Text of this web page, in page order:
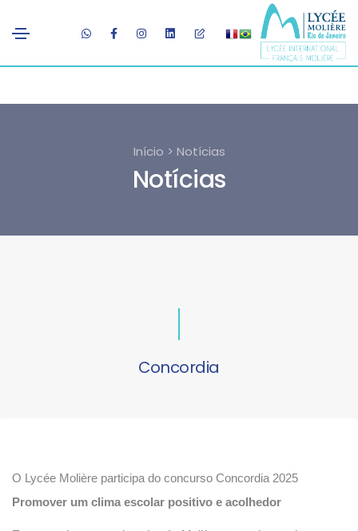
Início > Notícias
Notícias
Concordia
O Lycée Molière participa do concurso Concordia 2025
Promover um clima escolar positivo e acolhedor